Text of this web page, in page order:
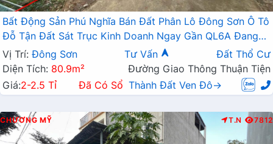
Bất Động Sản Phú Nghĩa Bán Đất Phân Lô Đông Sơn Ô Tô
Đỗ Tận Đất Sát Trục Kinh Doanh Ngay Gần QL6A Đang
Triển Khai Mở Rộng
Vị Trí: Đông Sơn Tư Vấn
Đất Thổ Cư
Diện Tích: 80.9m²
Đường Giao Thông Thuận Tiện
Giá:2-2.5 Tỉ Đã Có Sổ Thành Đất Ven Đô→
CHƯƠNG MỸ T.N 7812